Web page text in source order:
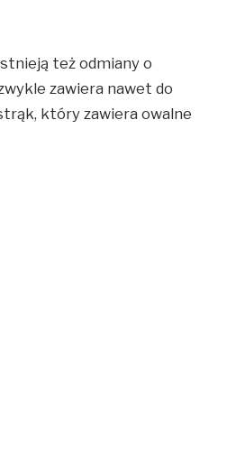
też odmiany o
zawiera nawet do
który zawiera owalne